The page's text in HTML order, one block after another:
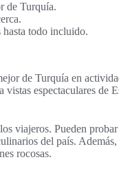
de Turquía.
hasta todo incluido.
de Turquía en
espectaculares de
viajeros. Pueden
del país.
rocosas.